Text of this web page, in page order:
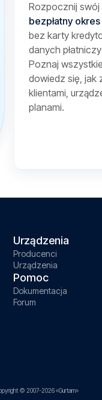
Rozpocznij swój
bezpłatny
bez karty
danych
Poznaj
dowiedz się, jak
klientami,
planami.
Urządzenia
Producenci
Urządzenia
Pomoc
Dokumentacja
Forum
© 2007-2026 «Gurtam»